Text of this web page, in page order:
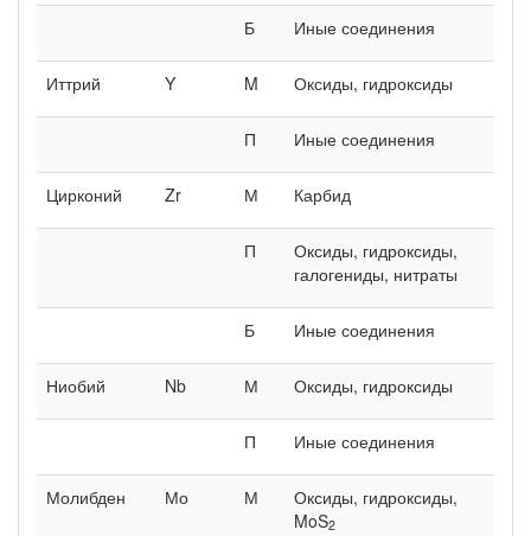
Б Иные соединения
Иттрий Y M Оксиды, гидроксиды
П Иные соединения
Цирконий Zr М Карбид
П
Оксиды, гидроксиды,
галогениды, нитраты
Б Иные соединения
Ниобий Nb М Оксиды, гидроксиды
П Иные соединения
Молибден Мо М
Оксиды, гидроксиды,
MoS2